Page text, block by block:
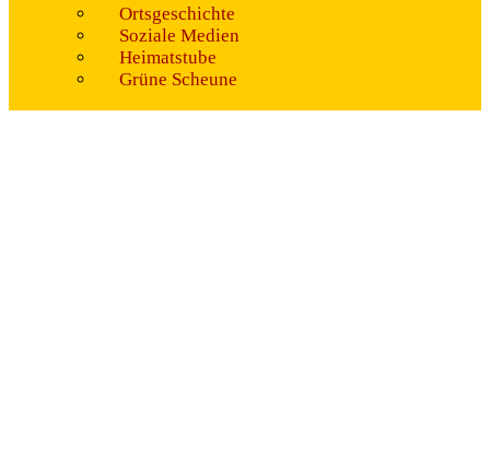
Ortsgeschichte
Soziale Medien
Heimatstube
Grüne Scheune